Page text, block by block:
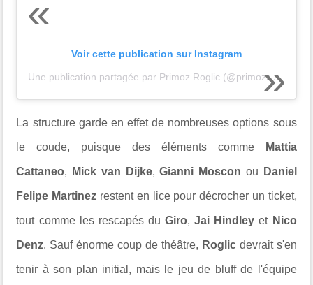
Voir cette publication sur Instagram
Une publication partagée par Primoz Roglic (@primozroglic)
La structure garde en effet de nombreuses options sous
le coude, puisque des éléments comme Mattia
Cattaneo, Mick van Dijke,Gianni Moscon ou Daniel
Felipe Martinez restent en lice pour décrocher un ticket,
tout comme les rescapés duGiro,Jai Hindley et Nico
Denz. Sauf énorme coup de théâtre, Roglic devrait s'en
tenir à son plan initial, mais le jeu de bluff de l'équipe